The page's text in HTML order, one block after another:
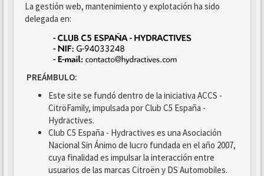
La gestión web, mantenimiento y explotación ha sido
delegada en:
PREÁMBULO:
Este site se fundó dentro de la iniciativa ACCS -
CitröFamily, impulsada por Club C5 España -
Hydractives.
Club C5 España - Hydractives es una Asociación
Nacional Sin Ánimo de lucro fundada en el año 2007,
cuya finalidad es impulsar la interacción entre
usuarios de las marcas Citroën y DS Automobiles.